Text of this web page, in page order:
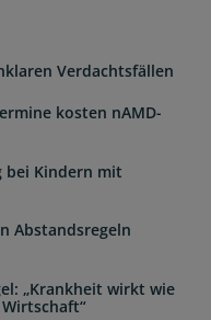
Verdachtsfällen
kosten nAMD-
bei Kindern mit
Abstandsregeln
„Krankheit wirkt wie